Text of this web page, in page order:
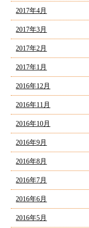
2017年4月
2017年3月
2017年2月
2017年1月
2016年12月
2016年11月
2016年10月
2016年9月
2016年8月
2016年7月
2016年6月
2016年5月